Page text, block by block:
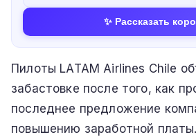
✨ Рассказать
Пилоты LATAM Airlines Chile
забастовке после того, как
последнее предложение
повышению заработной